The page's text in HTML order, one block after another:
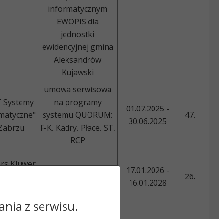
informatycznym
EWOPIS dla
jednostki
ewidencyjnej gmina
Aleksandrów
Kujawski
Systemy
umowa serwisowa
na programy
systemu QUORUM:
F-K, Kadry, Płace, ST,
RCP
01.07.2025 -
30.06.2025
47.394,36
Kluwer
17.01.2026 -
16.01.2028
26.508,96
z serwisu.